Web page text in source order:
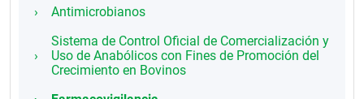
Antimicrobianos
Sistema de Control Oficial de Comercialización y
Uso de Anabólicos con Fines de Promoción del
Crecimiento en Bovinos